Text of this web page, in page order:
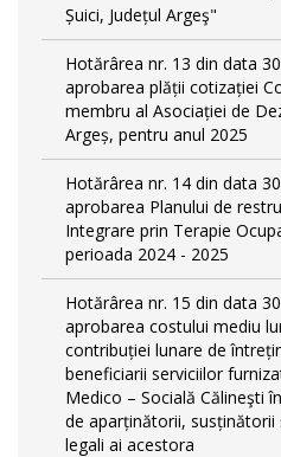
Șuici, Județul Argeş"
Hotărârea nr. 13 din data
aprobarea plății cotizației
membru al Asociației de
Argeș, pentru anul 2025
Hotărârea nr. 14 din data
aprobarea Planului de
Integrare prin Terapie
perioada 2024 - 2025
Hotărârea nr. 15 din data
aprobarea costului mediu
contribuției lunare de
beneficiarii serviciilor
Medico – Socială Călineşti
de aparținătorii, susținătorii
legali ai acestora